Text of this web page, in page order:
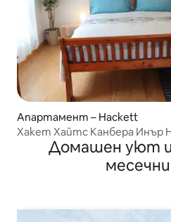
Апартамент – Hackett
Хакет Хайтс Канбера Инър
Домашен уют